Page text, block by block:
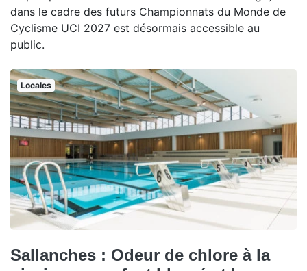
dans le cadre des futurs Championnats du Monde de
Cyclisme UCI 2027 est désormais accessible au
public.
Locales
Sallanches : Odeur de chlore à la